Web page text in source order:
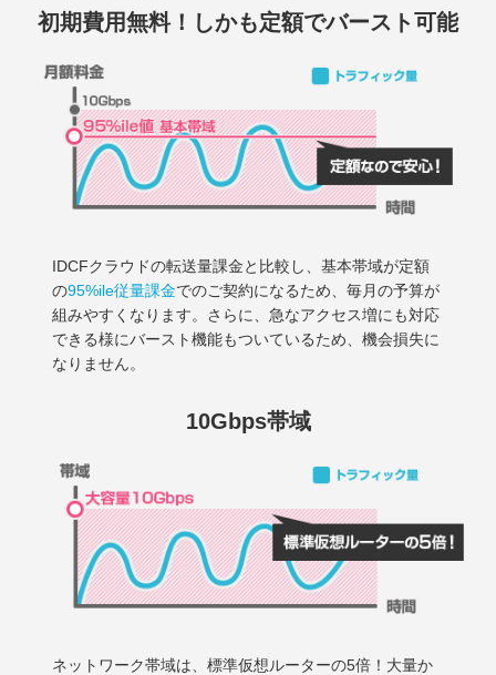
初期費用無料！ しかも定額でバースト可能
IDCFクラウドの転送量課金と比較し、基本帯域が定額
の95%ile従量課金でのご契約になるため、毎月の予算が
組みやすくなります。さらに、急なアクセス増にも対応
できる様にバースト機能もついているため、機会損失に
なりません。
10Gbps帯域
ネットワーク帯域は、標準仮想ルーターの5倍！大量か